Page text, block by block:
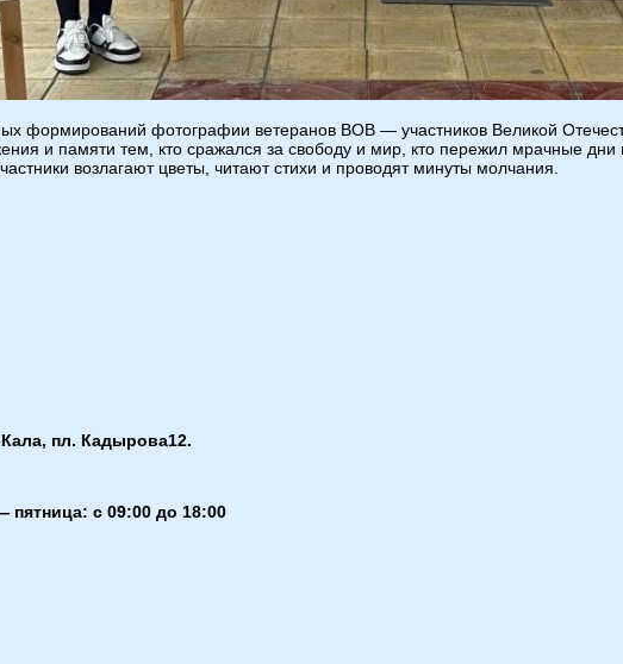
формирований фотографии ветеранов ВОВ — участников Великой
и памяти тем, кто сражался за свободу и мир, кто пережил мрачные дни
возлагают цветы, читают стихи и проводят минуты молчания.
пл. Кадырова12.
с 09:00 до 18:00